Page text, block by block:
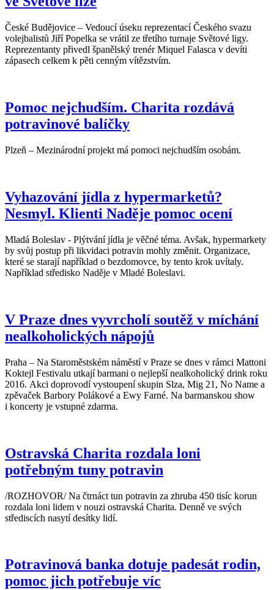
České Budějovice – Vedoucí úseku reprezentací Českého svazu
volejbalistů Jiří Popelka se vrátil ze třetího turnaje Světové ligy.
Reprezentanty přivedl španělský trenér Miquel Falasca v devíti
zápasech celkem k pěti cenným vítězstvím.
Pomoc nejchudším. Charita rozdává
potravinové balíčky
Plzeň – Mezinárodní projekt má pomoci nejchudším osobám.
Vyhazování jídla z hypermarketů?
Nesmyl. Klienti Naděje pomoc ocení
Mladá Boleslav - Plýtvání jídla je věčné téma. Avšak, hypermarkety
by svůj postup při likvidaci potravin mohly změnit. Organizace,
které se starají například o bezdomovce, by tento krok uvítaly.
Například středisko Naděje v Mladé Boleslavi.
V Praze dnes vyvrcholí soutěž v míchání
nealkoholických nápojů
Praha – Na Staroměstském náměstí v Praze se dnes v rámci Mattoni
Koktejl Festivalu utkají barmani o nejlepší nealkoholický drink roku
2016. Akci doprovodí vystoupení skupin Slza, Mig 21, No Name a
zpěvaček Barbory Polákové a Ewy Farné. Na barmanskou show
i koncerty je vstupné zdarma.
Ostravská Charita rozdala loni
potřebným tuny potravin
/ROZHOVOR/ Na čtrnáct tun potravin za zhruba 450 tisíc korun
rozdala loni lidem v nouzi ostravská Charita. Denně ve svých
střediscích nasytí desítky lidí.
Potravinová banka dotuje padesát rodin,
pomoc jich potřebuje víc